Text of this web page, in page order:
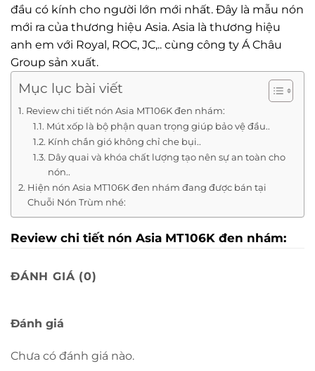
đầu có kính cho người lớn mới nhất. Đây là mẫu nón
mới ra của thương hiệu Asia. Asia là thương hiệu
anh em với Royal, ROC, JC,.. cùng công ty Á Châu
Group sản xuất.
Mục lục bài viết
Review chi tiết nón Asia MT106K đen nhám:
Mút xốp là bộ phận quan trọng giúp bảo vệ đầu..
Kính chắn gió không chỉ che bụi..
Dây quai và khóa chất lượng tạo nên sự an toàn cho
nón..
Hiện nón Asia MT106K đen nhám đang được bán tại
Chuỗi Nón Trùm nhé:
Review chi tiết nón Asia MT106K đen nhám:
nhẹ đầu khi đội.Lớp vỏ ngoài của mũ bảo hiểm
hoá chất. Tính dẻo, dai giúp đảm bảo độ an toàn khi khách
hàng sử dụng trong thời gian dài.
Mút xốp là bộ phận quan trọng giúp bảo vệ đầu..
ĐÁNH GIÁ (0)
Đánh giá
Chưa có đánh giá nào.